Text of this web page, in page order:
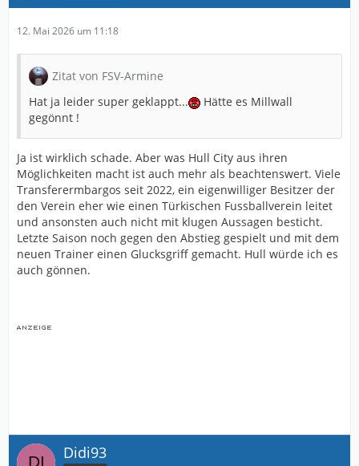
12. Mai 2026 um 11:18
Zitat von FSV-Armine
Hat ja leider super geklappt...
Hätte es Millwall
gegönnt !
Ja ist wirklich schade. Aber was Hull City aus ihren
Möglichkeiten macht ist auch mehr als beachtenswert. Viele
Transferermbargos seit 2022, ein eigenwilliger Besitzer der
den Verein eher wie einen Türkischen Fussballverein leitet
und ansonsten auch nicht mit klugen Aussagen besticht.
Letzte Saison noch gegen den Abstieg gespielt und mit dem
neuen Trainer einen Glucksgriff gemacht. Hull würde ich es
auch gönnen.
Didi93